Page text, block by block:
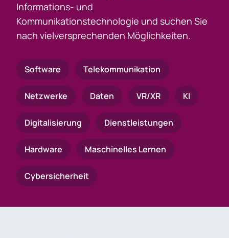
Informations- und
Kommunikationstechnologie und suchen Sie
nach vielversprechenden Möglichkeiten.
Software Telekommunikation
Netzwerke Daten VR/XR KI
Digitalisierung Dienstleistungen
Hardware Maschinelles Lernen
Cybersicherheit